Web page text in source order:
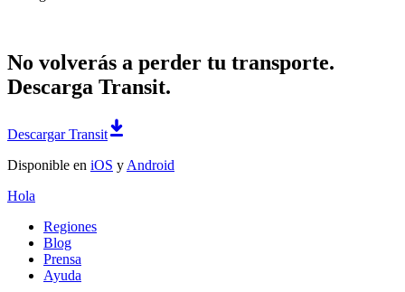
No volverás a perder tu transporte.
Descarga Transit.
Descargar Transit
Disponible en iOS y Android
Hola
Regiones
Blog
Prensa
Ayuda